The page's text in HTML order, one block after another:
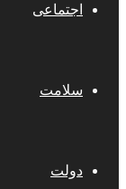
اجتماعی
سلامت
دولت